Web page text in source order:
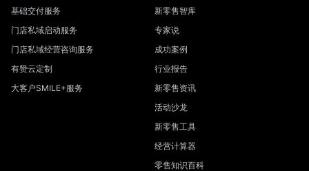
基础交付服务
门店私域启动服务
门店私域经营咨询服务
有赞云定制
大客户SMILE+服务
新零售智库
专家说
成功案例
行业报告
新零售资讯
活动沙龙
新零售工具
经营计算器
零售知识百科